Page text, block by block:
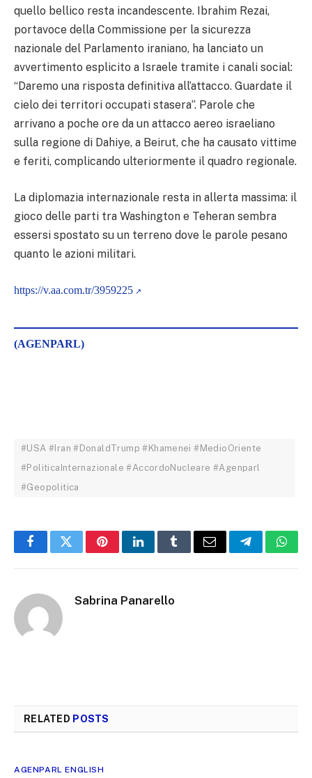
quello bellico resta incandescente. Ibrahim Rezai,
portavoce della Commissione per la sicurezza
nazionale del Parlamento iraniano, ha lanciato un
avvertimento esplicito a Israele tramite i canali social:
“Daremo una risposta definitiva all’attacco. Guardate il
cielo dei territori occupati stasera”. Parole che
arrivano a poche ore da un attacco aereo israeliano
sulla regione di Dahiye, a Beirut, che ha causato vittime
e feriti, complicando ulteriormente il quadro regionale.
La diplomazia internazionale resta in allerta massima: il
gioco delle parti tra Washington e Teheran sembra
essersi spostato su un terreno dove le parole pesano
quanto le azioni militari.
https://v.aa.com.tr/3959225
(AGENPARL)
#USA #Iran #DonaldTrump #Khamenei #MedioOriente
#PoliticaInternazionale #AccordoNucleare #Agenparl
#Geopolitica
FacebookTwitterPinterestLinkedInTumblrEmail Telegram
Sabrina Panarello
RELATED POSTS
AGENPARL ENGLISH